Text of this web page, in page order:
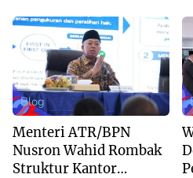
Kepastian Waktu
Layanan
Blog
Menteri ATR/BPN
Nusron Wahid Rombak
Struktur Kantor